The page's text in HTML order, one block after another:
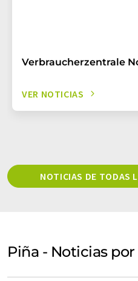
Verbraucherzentrale
VER NOTICIAS
NOTICIAS DE TODAS
Piña - Noticias por